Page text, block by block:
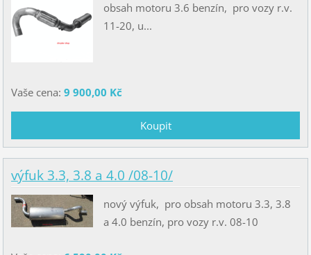
obsah motoru 3.6 benzín, pro vozy r.v.
11-20, u...
Vaše cena: 9 900,00 Kč
výfuk 3.3, 3.8 a 4.0 /08-10/
nový výfuk, pro obsah motoru 3.3, 3.8
a 4.0 benzín, pro vozy r.v. 08-10